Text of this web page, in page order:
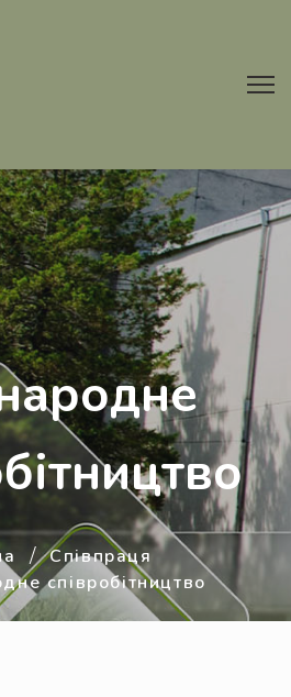
Співпраця
співробітництво